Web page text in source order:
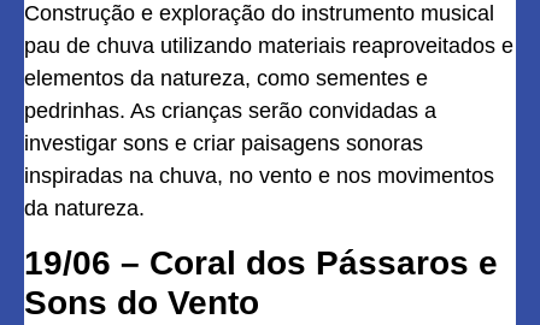
Construção e exploração do instrumento musical
pau de chuva utilizando materiais reaproveitados e
elementos da natureza, como sementes e
pedrinhas. As crianças serão convidadas a
investigar sons e criar paisagens sonoras
inspiradas na chuva, no vento e nos movimentos
da natureza.
19/06 – Coral dos Pássaros e
Sons do Vento